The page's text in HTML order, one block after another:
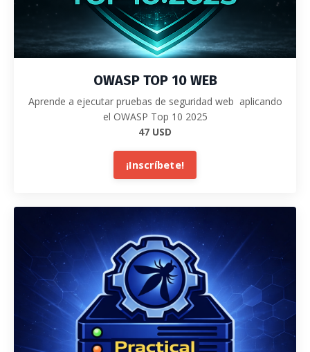
OWASP TOP 10 WEB
Aprende a ejecutar pruebas de seguridad web aplicando
el OWASP Top 10 2025
47 USD
¡Inscríbete!